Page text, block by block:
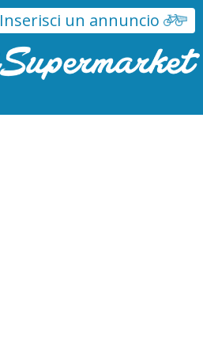
Inserisci un annuncio